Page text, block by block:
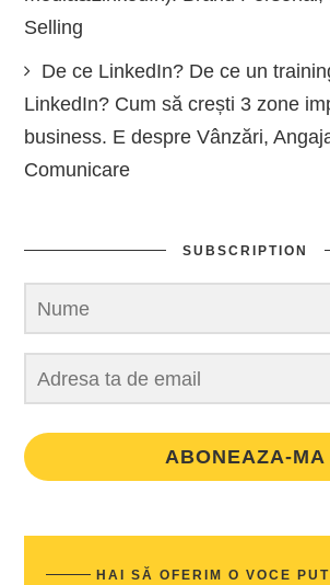
Selling
De ce LinkedIn? De ce un
LinkedIn? Cum să crești 3 zone
business. E despre Vânzări,
Comunicare
SUBSCRIPTION
ABONEAZA-MA
HAI SĂ OFERIM O VOCE